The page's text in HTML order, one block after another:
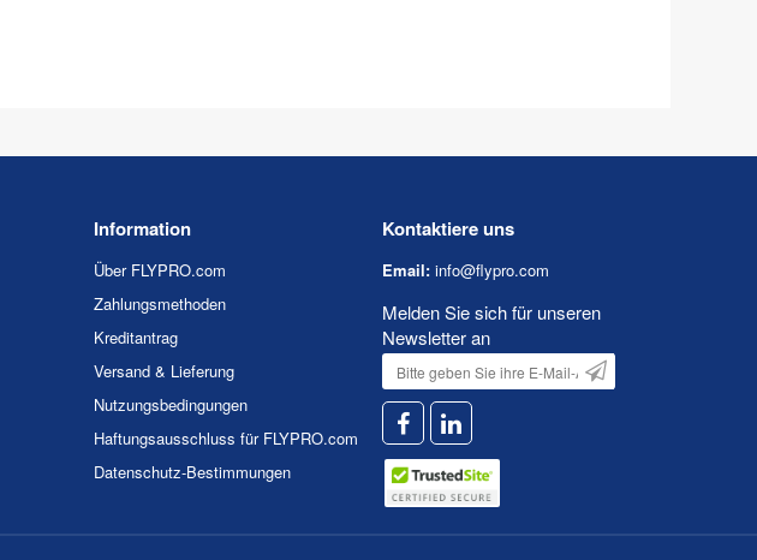
Information
Über FLYPRO.com
Zahlungsmethoden
Kreditantrag
Versand & Lieferung
Nutzungsbedingungen
Haftungsausschluss für FLYPRO.com
Datenschutz-Bestimmungen
Kontaktiere uns
Email: info@flypro.com
Melden Sie sich für unseren
Newsletter an